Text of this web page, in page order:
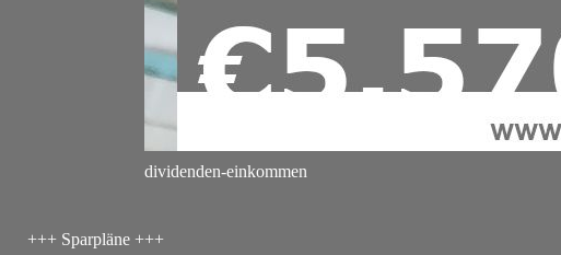
dividenden-einkommen
+++ Sparpläne +++